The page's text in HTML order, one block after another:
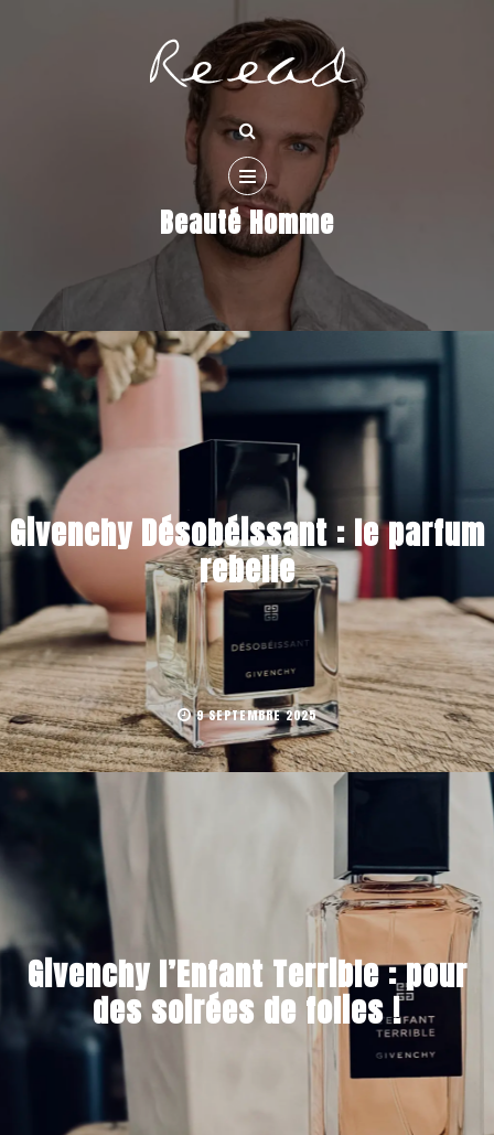
Beauté Homme
Givenchy Désobéissant : le parfum
rebelle
9 SEPTEMBRE 2025
Givenchy l’Enfant Terrible : pour
des soirées de folies !